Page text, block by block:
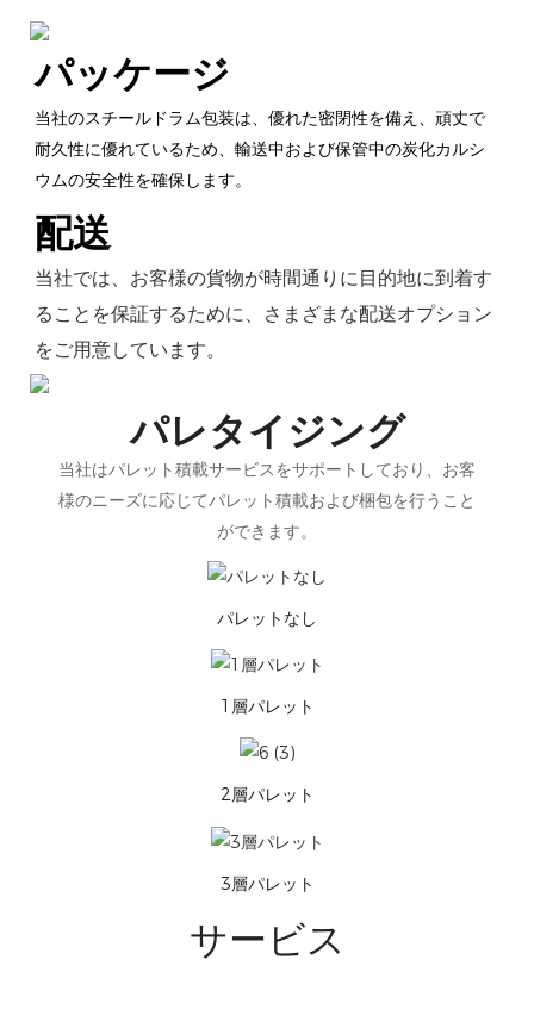
パッケージ
当社のスチールドラム包装は、優れた密閉性を備え、頑丈で
耐久性に優れているため、輸送中および保管中の炭化カルシ
ウムの安全性を確保します。
配送
当社では、お客様の貨物が時間通りに目的地に到着す
ることを保証するために、さまざまな配送オプション
をご用意しています。
パレタイジング
当社はパレット積載サービスをサポートしており、お客
様のニーズに応じてパレット積載および梱包を行うこと
ができます。
パレットなし
1層パレット
2層パレット
3層パレット
サービス